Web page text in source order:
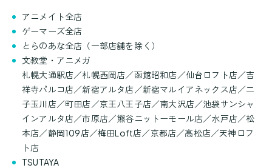
アニメイト全店
ゲーマーズ全店
とらのあな全店（一部店舗を除く）
文教堂・アニメガ
札幌大通駅店／札幌西岡店／函館昭和店／仙台ロフト店／吉
祥寺パルコ店／新宿アルタ店／新宿マルイアネックス店／二
子玉川店／町田店／京王八王子店／南大沢店／池袋サンシャ
インアルタ店／市原店／熊谷ニットーモール店／水戸店／松
本店／静岡109店／梅田Loft店／京都店／高松店／天神ロフ
ト店
TSUTAYA